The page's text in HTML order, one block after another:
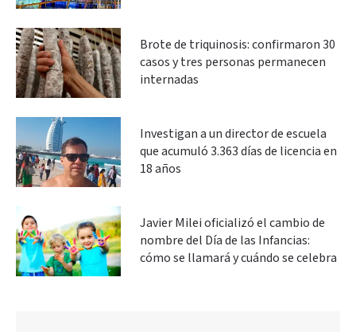
Brote de triquinosis: confirmaron 30
casos y tres personas permanecen
internadas
Investigan a un director de escuela
que acumuló 3.363 días de licencia en
18 años
Javier Milei oficializó el cambio de
nombre del Día de las Infancias:
cómo se llamará y cuándo se celebra